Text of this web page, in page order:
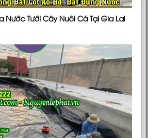
Nước Tưới Cây Nuôi Cá Tại Gia Lai